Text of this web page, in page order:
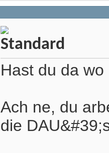
Hast du da
Ach ne, du
die